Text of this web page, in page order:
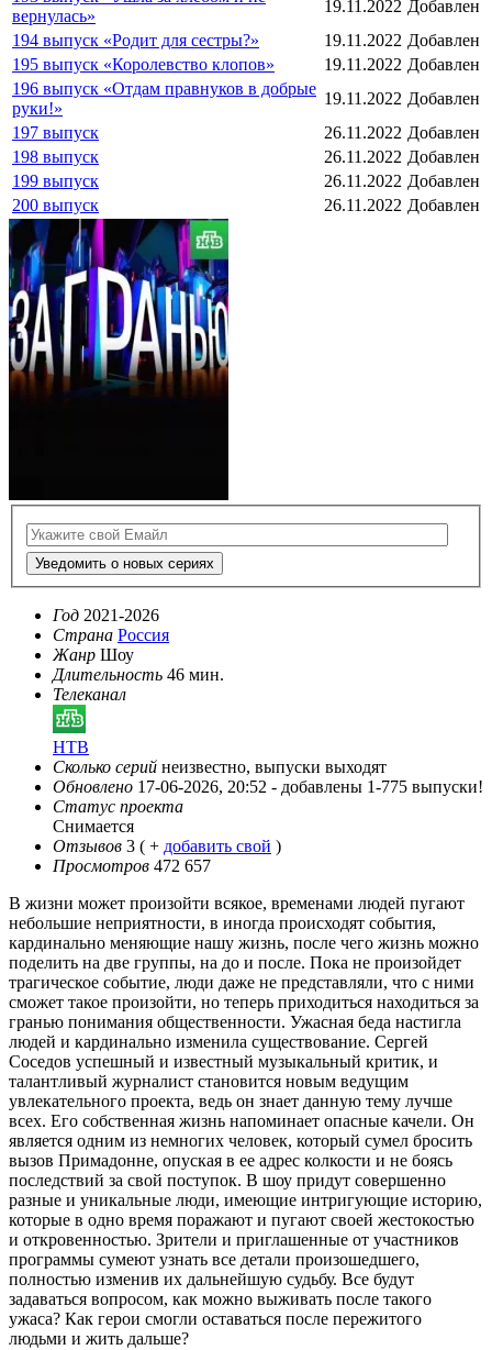
вернулась»
19.11.2022 Добавлен
194 выпуск «Родит для сестры?»
19.11.2022 Добавлен
195 выпуск «Королевство клопов»
19.11.2022 Добавлен
196 выпуск «Отдам правнуков в добрые
руки!»
19.11.2022 Добавлен
197 выпуск
26.11.2022 Добавлен
198 выпуск
26.11.2022 Добавлен
199 выпуск
26.11.2022 Добавлен
200 выпуск
26.11.2022 Добавлен
Уведомить о новых сериях
Год 2021-2026
Страна Россия
Жанр Шоу
Длительность 46 мин.
Телеканал
НТВ
Сколько серий неизвестно, выпуски выходят
Обновлено 17-06-2026, 20:52 - добавлены 1-775 выпуски!
Статус проекта
Снимается
Отзывов 3 ( + добавить свой )
Просмотров 472 657
В жизни может произойти всякое, временами людей пугают
небольшие неприятности, в иногда происходят события,
кардинально меняющие нашу жизнь, после чего жизнь можно
поделить на две группы, на до и после. Пока не произойдет
трагическое событие, люди даже не представляли, что с ними
сможет такое произойти, но теперь приходиться находиться за
гранью понимания общественности. Ужасная беда настигла
людей и кардинально изменила существование. Сергей
Соседов успешный и известный музыкальный критик, и
талантливый журналист становится новым ведущим
увлекательного проекта, ведь он знает данную тему лучше
всех. Его собственная жизнь напоминает опасные качели. Он
является одним из немногих человек, который сумел бросить
вызов Примадонне, опуская в ее адрес колкости и не боясь
последствий за свой поступок. В шоу придут совершенно
разные и уникальные люди, имеющие интригующие историю,
которые в одно время поражают и пугают своей жестокостью
и откровенностью. Зрители и приглашенные от участников
программы сумеют узнать все детали произошедшего,
полностью изменив их дальнейшую судьбу. Все будут
задаваться вопросом, как можно выживать после такого
ужаса? Как герои смогли оставаться после пережитого
людьми и жить дальше?